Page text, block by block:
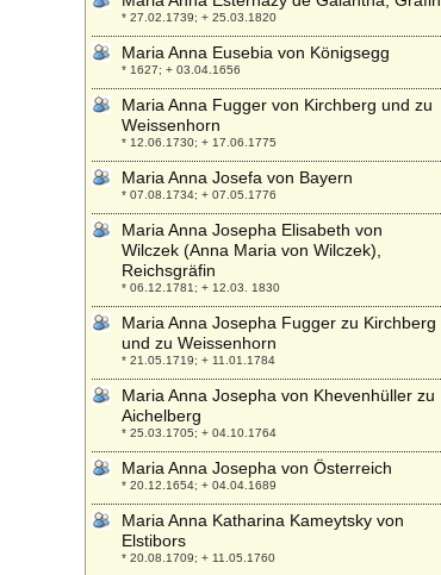
* 27.02.1739; + 25.03.1820
Maria Anna Eusebia von Königsegg
* 1627; + 03.04.1656
Maria Anna Fugger von Kirchberg und zu
Weissenhorn
* 12.06.1730; + 17.06.1775
Maria Anna Josefa von Bayern
* 07.08.1734; + 07.05.1776
Maria Anna Josepha Elisabeth von
Wilczek (Anna Maria von Wilczek),
Reichsgräfin
* 06.12.1781; + 12.03. 1830
Maria Anna Josepha Fugger zu Kirchberg
und zu Weissenhorn
* 21.05.1719; + 11.01.1784
Maria Anna Josepha von Khevenhüller zu
Aichelberg
* 25.03.1705; + 04.10.1764
Maria Anna Josepha von Österreich
* 20.12.1654; + 04.04.1689
Maria Anna Katharina Kameytsky von
Elstibors
* 20.08.1709; + 11.05.1760